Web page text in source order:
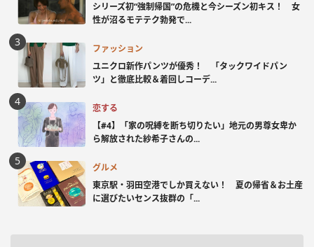
シリーズ初“強制帰国”の危機と今シーズン初キス！ 女
性が沼るモテテク勃発で...
ファッション
ユニクロ新作パンツが優秀！ 「タックワイドパン
ツ」と徹底比較＆着回しコーデ...
恋する
【#4】「家の呪縛を断ち切りたい」地元の男尊女卑か
ら解放された紗希子さんの...
グルメ
東京駅・羽田空港でしか買えない！ 夏の帰省＆お土産
に選びたいセンス抜群の「...